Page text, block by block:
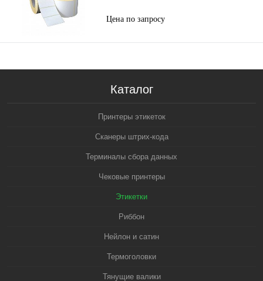
Цена по запросу
Каталог
Принтеры этикеток
Сканеры штрих-кода
Терминалы сбора данных
Чековые принтеры
Этикетки
Риббон
Нейлон и сатин
Термоголовки
Тянущие валики